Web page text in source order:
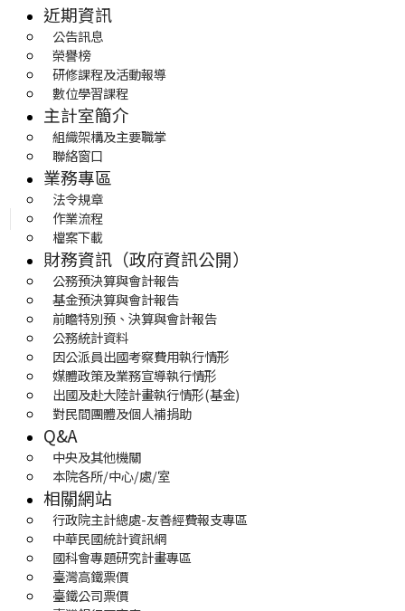
近期資訊
公告訊息
榮譽榜
研修課程及活動報導
數位學習課程
主計室簡介
組織架構及主要職掌
聯絡窗口
業務專區
法令規章
作業流程
檔案下載
財務資訊（政府資訊公開）
公務預決算與會計報告
基金預決算與會計報告
前瞻特別預、決算與會計報告
公務統計資料
因公派員出國考察費用執行情形
媒體政策及業務宣導執行情形
出國及赴大陸計畫執行情形(基金)
對民間團體及個人補捐助
Q&A
中央及其他機關
本院各所/中心/處/室
相關網站
行政院主計總處-友善經費報支專區
中華民國統計資訊網
國科會專題研究計畫專區
臺灣高鐵票價
臺鐵公司票價